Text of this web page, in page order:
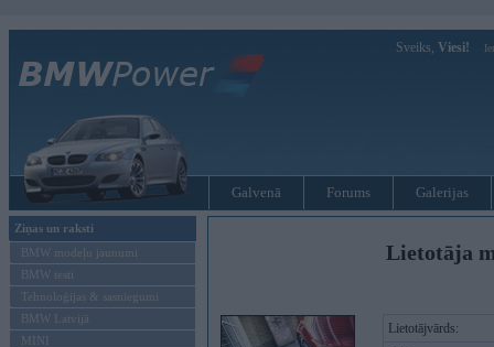
Sveiks, Viesi!
Galvenā Forums Galerijas
Ziņas un raksti
BMW modeļu jaunumi
BMW testi
Tehnoloģijas & sasniegumi
BMW Latvijā
MINI
Lietotāja
Lietotājvārds: